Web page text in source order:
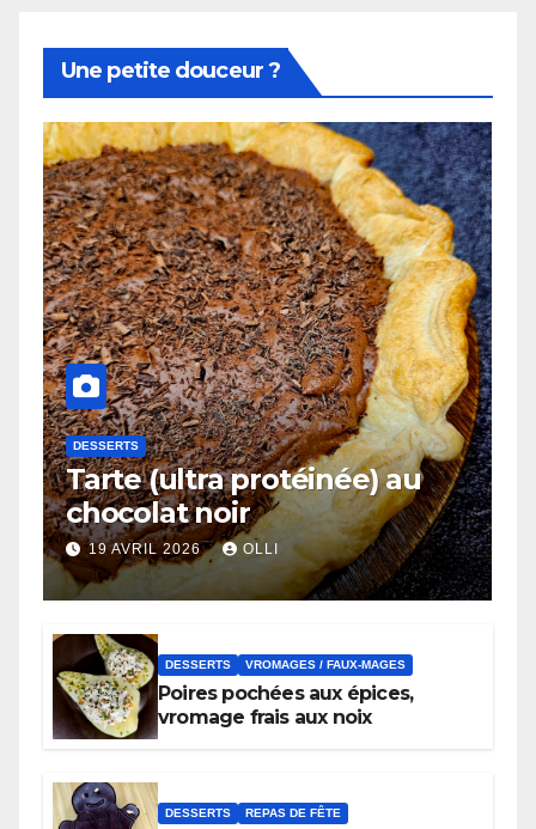
Une petite douceur ?
DESSERTS
Tarte (ultra protéinée) au
chocolat noir
19 AVRIL 2026 OLLI
DESSERTS VROMAGES / FAUX-MAGES
Poires pochées aux épices,
vromage frais aux noix
DESSERTS REPAS DE FÊTE